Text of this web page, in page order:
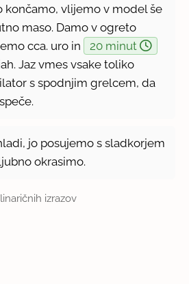
končamo, vlijemo v model še
maso. Damo v ogreto
cca. uro in
20 minut
Jaz vmes vsake toliko
s spodnjim grelcem, da
jo posujemo s sladkorjem
okrasimo.
izrazov